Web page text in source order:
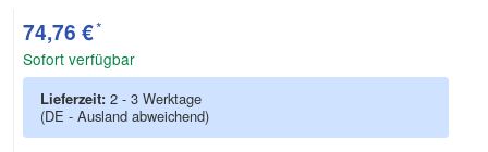
74,76 €*
Sofort verfügbar
Lieferzeit: 2 - 3 Werktage
(DE - Ausland abweichend)